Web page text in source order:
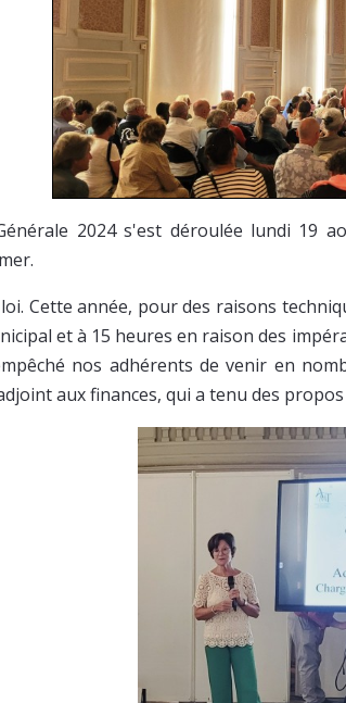
2024 s'est déroulée lundi 19
Cette année, pour des raisons
et à 15 heures en raison des
nos adhérents de venir en
aux finances, qui a tenu des